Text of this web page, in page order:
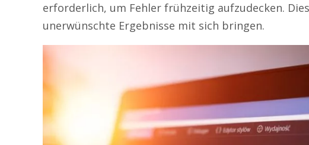
erforderlich, um Fehler frühzeitig aufzudecken.
unerwünschte Ergebnisse mit sich bringen.